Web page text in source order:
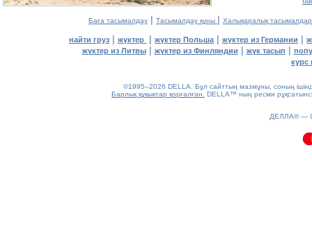
Баға тасымалдау | Тасымалдау құны | Халықаралық
найти груз | жүктер | жүктер Польша | жүктер из Германии |
жүктер из Литвы| жүктер из Финляндии | жүк тасып |
курс
©1995–2026 DELLA. Бұл сайттың мазмұны, соның
Барлық құқықтар қорғалған.
DELLA™ ның ресми
ДЕЛЛА® —